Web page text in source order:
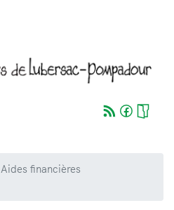
principal
Aides financières